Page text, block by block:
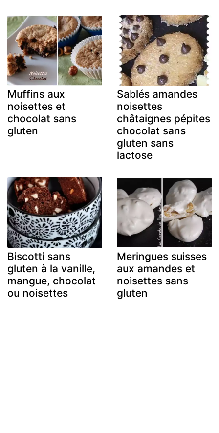
Muffins aux
noisettes et
chocolat sans
gluten
Sablés amandes
noisettes
châtaignes pépites
chocolat sans
gluten sans
lactose
Biscotti sans
gluten à la vanille,
mangue, chocolat
ou noisettes
Meringues suisses
aux amandes et
noisettes sans
gluten